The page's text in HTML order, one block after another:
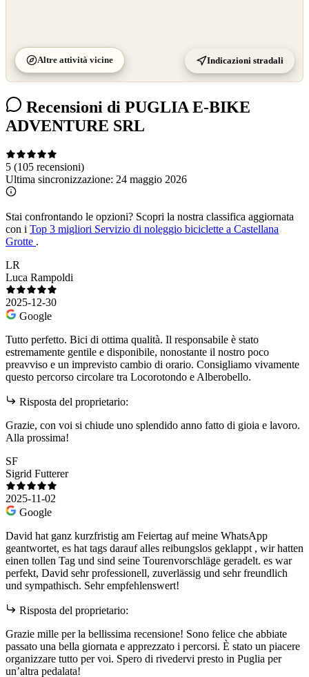
Altre attività vicine Indicazioni stradali
Recensioni di PUGLIA E-BIKE
ADVENTURE SRL
5 (105 recensioni)
Ultima sincronizzazione: 24 maggio 2026
Stai confrontando le opzioni? Scopri la nostra classifica aggiornata
con i Top 3 migliori Servizio di noleggio biciclette a Castellana
Grotte .
LR
Luca Rampoldi
2025-12-30
Google
Tutto perfetto. Bici di ottima qualità. Il responsabile è stato
estremamente gentile e disponibile, nonostante il nostro poco
preavviso e un imprevisto cambio di orario. Consigliamo vivamente
questo percorso circolare tra Locorotondo e Alberobello.
Risposta del proprietario:
Grazie, con voi si chiude uno splendido anno fatto di gioia e lavoro.
Alla prossima!
SF
Sigrid Futterer
2025-11-02
Google
David hat ganz kurzfristig am Feiertag auf meine WhatsApp
geantwortet, es hat tags darauf alles reibungslos geklappt , wir hatten
einen tollen Tag und sind seine Tourenvorschläge geradelt. es war
perfekt, David sehr professionell, zuverlässig und sehr freundlich
und sympathisch. Sehr empfehlenswert!
Risposta del proprietario:
Grazie mille per la bellissima recensione! Sono felice che abbiate
passato una bella giornata e apprezzato i percorsi. È stato un piacere
organizzare tutto per voi. Spero di rivedervi presto in Puglia per
un’altra pedalata!